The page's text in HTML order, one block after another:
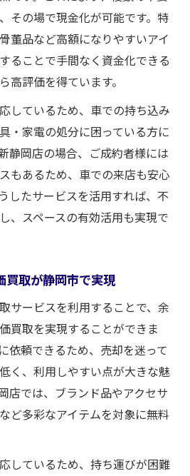
その場で現金化が可能です。特
董品など高額になりやすいアイ
ることで手間なく資金化できる
高評価を得ています。
しているため、車での持ち込み
・家電の処分に困っている方に
静岡店の場合、ご成約者様には
もあるため、車での来店も安心
したサービスを活用すれば、不
、スペースの有効活用も実現で
買取が静岡市で実現
サービスを利用することで、余
買取を実現することができま
依頼できるため、売却を迷って
く、利用しやすい点が大きな魅
店では、ブランド品やアクセサ
ど多彩なアイテムを対象に無料
しているため、持ち運びが困難